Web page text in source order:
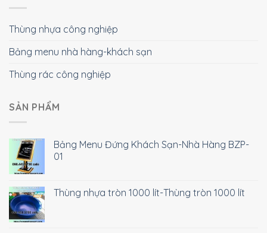
Thùng nhựa công nghiệp
Bảng menu nhà hàng-khách sạn
Thùng rác công nghiệp
SẢN PHẨM
Bảng Menu Đứng Khách Sạn-Nhà Hàng BZP-
01
Thùng nhựa tròn 1000 lít-Thùng tròn 1000 lít